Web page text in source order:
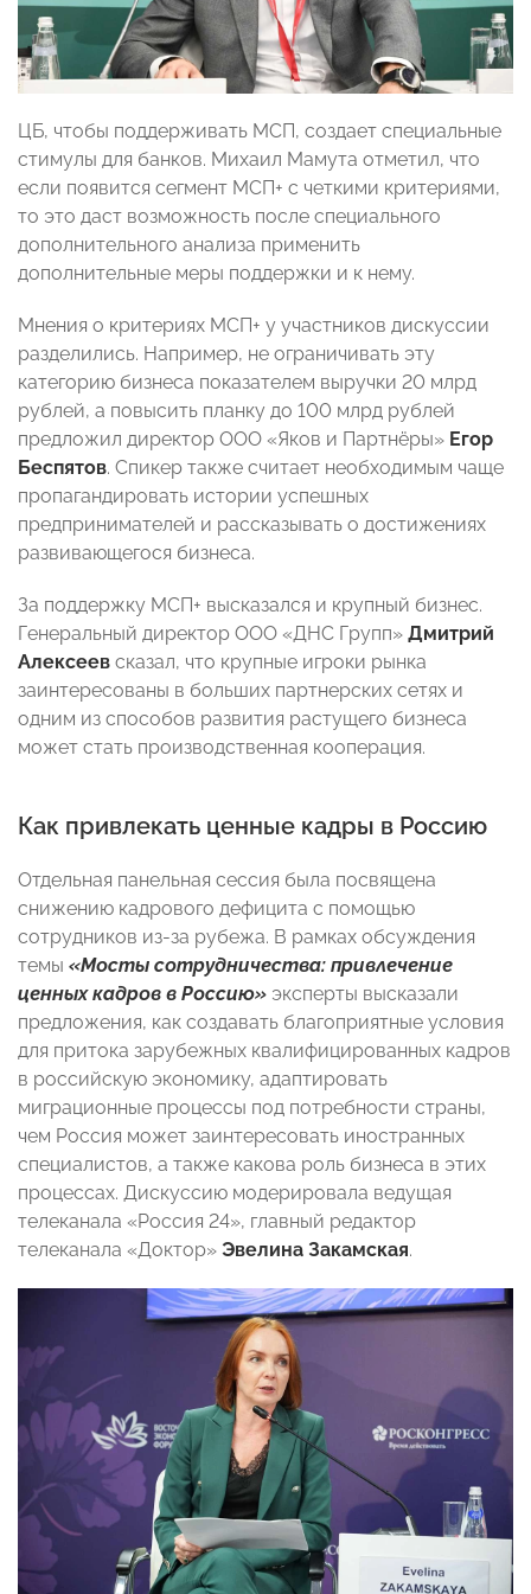
ЦБ, чтобы поддерживать МСП, создает специальные
стимулы для банков. Михаил Мамута отметил, что
если появится сегмент МСП+ с четкими критериями,
то это даст возможность после специального
дополнительного анализа применить
дополнительные меры поддержки и к нему.
Мнения о критериях МСП+ у участников дискуссии
разделились. Например, не ограничивать эту
категорию бизнеса показателем выручки 20 млрд
рублей, а повысить планку до 100 млрд рублей
предложил директор ООО «Яков и Партнёры» Егор
Беспятов. Спикер также считает необходимым чаще
пропагандировать истории успешных
предпринимателей и рассказывать о достижениях
развивающегося бизнеса.
За поддержку МСП+ высказался и крупный бизнес.
Генеральный директор ООО «ДНС Групп» Дмитрий
Алексеев сказал, что крупные игроки рынка
заинтересованы в больших партнерских сетях и
одним из способов развития растущего бизнеса
может стать производственная кооперация.
Как привлекать ценные кадры в Россию
Отдельная панельная сессия была посвящена
снижению кадрового дефицита с помощью
сотрудников из-за рубежа. В рамках обсуждения
темы «Мосты сотрудничества: привлечение
ценных кадров в Россию» эксперты высказали
предложения, как создавать благоприятные условия
для притока зарубежных квалифицированных кадров
в российскую экономику, адаптировать
миграционные процессы под потребности страны,
чем Россия может заинтересовать иностранных
специалистов, а также какова роль бизнеса в этих
процессах. Дискуссию модерировала ведущая
телеканала «Россия 24», главный редактор
телеканала «Доктор» Эвелина Закамская.